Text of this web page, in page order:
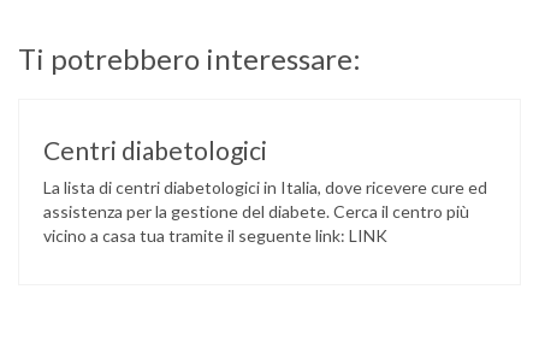
Ti potrebbero interessare:
Centri diabetologici
La lista di centri diabetologici in Italia, dove ricevere cure ed
assistenza per la gestione del diabete. Cerca il centro più
vicino a casa tua tramite il seguente link: LINK